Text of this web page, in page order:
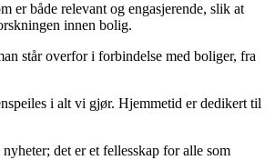
er både relevant og engasjerende, slik at
innen bolig.
står overfor i forbindelse med boliger, fra
i alt vi gjør. Hjemmetid er dedikert til
det er et fellesskap for alle som